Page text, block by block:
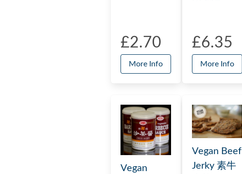
£2.70
More Info
£6.35
More Info
Vegan
Vegan Beef
Jerky 素牛